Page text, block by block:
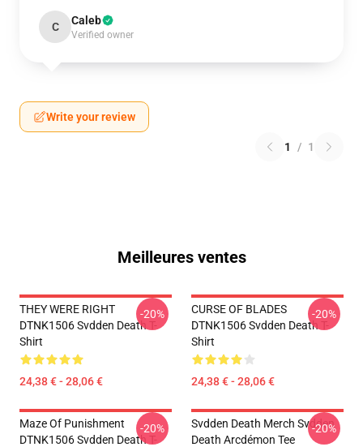
C Caleb
Verified owner
Write your review
1 / 1
Meilleures ventes
THEY WERE RIGHT
DTNK1506 Svdden Death T-
Shirt
24,38 € - 28,06 €
-20%
CURSE OF BLADES
DTNK1506 Svdden Death T-
Shirt
24,38 € - 28,06 €
-20%
Maze Of Punishment
DTNK1506 Svdden Death T-
-20%
Svdden Death Merch Svdden
Death Arcdémon Tee
-20%